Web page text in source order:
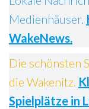
Medienhäuser.
WakeNews.
Die schönsten
die Wakenitz.
Spielplätze in